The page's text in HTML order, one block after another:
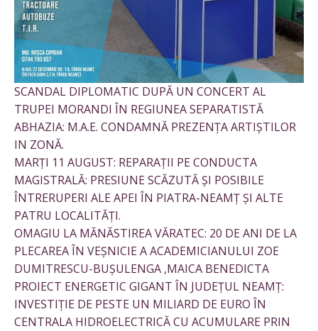
SCANDAL DIPLOMATIC DUPĂ UN CONCERT AL
TRUPEI MORANDI ÎN REGIUNEA SEPARATISTĂ
ABHAZIA: M.A.E. CONDAMNĂ PREZENȚA ARTIȘTILOR
IN ZONĂ.
MARȚI 11 AUGUST: REPARAȚII PE CONDUCTA
MAGISTRALĂ: PRESIUNE SCĂZUTĂ ȘI POSIBILE
ÎNTRERUPERI ALE APEI ÎN PIATRA-NEAMȚ ȘI ALTE
PATRU LOCALITĂȚI.
OMAGIU LA MĂNĂSTIREA VĂRATEC: 20 DE ANI DE LA
PLECAREA ÎN VEȘNICIE A ACADEMICIANULUI ZOE
DUMITRESCU-BUȘULENGA ,MAICA BENEDICTA
PROIECT ENERGETIC GIGANT ÎN JUDEȚUL NEAMȚ:
INVESTIȚIE DE PESTE UN MILIARD DE EURO ÎN
CENTRALA HIDROELECTRICĂ CU ACUMULARE PRIN